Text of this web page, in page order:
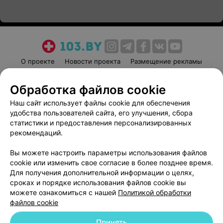
О проекте Новости проекта
Размещение рекламы
Пользовательское соглашение
Способы оплаты
Вакансии
Партнеры
Написать руководителю 103.by
Обработка персональных данных
Обработка файлов cookie
Наш сайт использует файлы cookie для обеспечения
удобства пользователей сайта, его улучшения, сбора
статистики и предоставления персонализированных
рекомендаций.
Вы можете настроить параметры использования файлов
cookie или изменить свое согласие в более позднее время.
Для получения дополнительной информации о целях,
сроках и порядке использования файлов cookie вы
можете ознакомиться с нашей Политикой обработки
файлов cookie